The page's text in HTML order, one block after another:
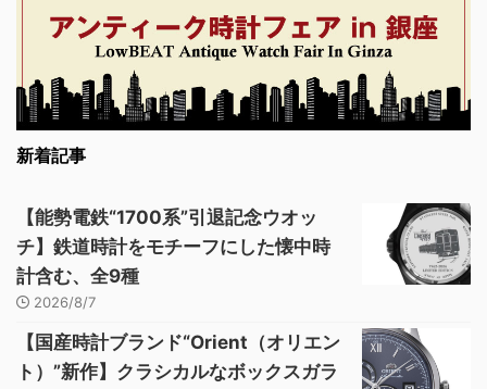
新着記事
【能勢電鉄“1700系”引退記念ウオッ
チ】鉄道時計をモチーフにした懐中時
計含む、全9種
2026/8/7
【国産時計ブランド“Orient（オリエン
ト）”新作】クラシカルなボックスガラ